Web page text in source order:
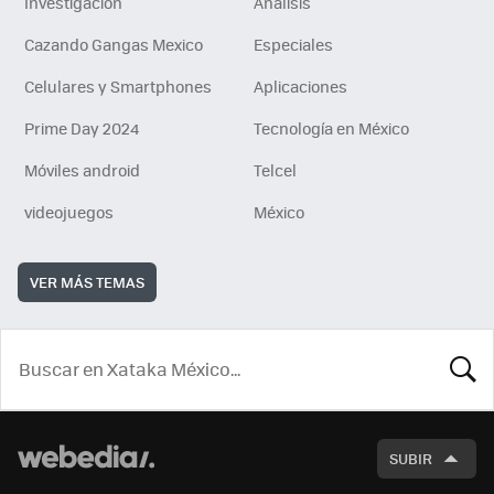
Cazando Gangas Mexico
Especiales
Celulares y Smartphones
Aplicaciones
Prime Day 2024
Tecnología en México
Móviles android
Telcel
videojuegos
México
VER MÁS TEMAS
SUBIR